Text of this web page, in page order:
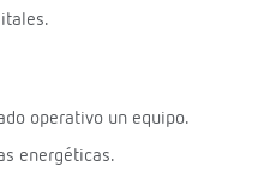
operativo un equipo.
energéticas.